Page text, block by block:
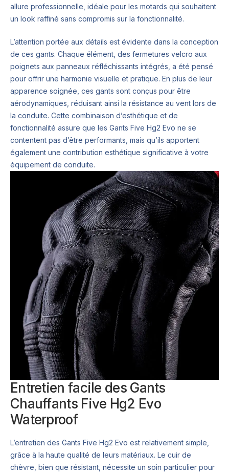
allure professionnelle, idéale pour les motards qui souhaitent
un look raffiné sans compromis sur la fonctionnalité.
L’attention portée aux détails est évidente dans la conception
de ces gants. Chaque élément, des fermetures velcro aux
poignets aux panneaux réfléchissants intégrés, a été pensé
pour offrir une harmonie visuelle et pratique. En plus de leur
apparence soignée, ces gants sont conçus pour être
aérodynamiques, réduisant ainsi la résistance au vent lors de
la conduite. Cette combinaison d’esthétique et de
fonctionnalité assure que les Gants Five Hg2 Evo ne se
contentent pas d’être performants, mais qu’ils apportent
également une contribution esthétique significative à votre
équipement de conduite.
Entretien facile des Gants
Chauffants Five Hg2 Evo
Waterproof
L’entretien des Gants Five Hg2 Evo est relativement simple,
grâce à la haute qualité de leurs matériaux. Le cuir de
chèvre, bien que résistant, nécessite un soin particulier pour